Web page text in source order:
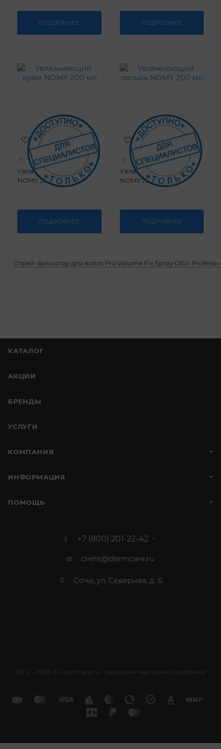
ПОДРОБНЕЕ ПОДРОБНЕЕ
Увлажняющий крем
NOMY 200 мл
ПОДРОБНЕЕ
Увлажняющий лосьон
NOMY 200 мл
ПОДРОБНЕЕ
Спрей-фиксатор для волос Pro Volume Fix Spray Ollin
КАТАЛОГ
АКЦИИ
БРЕНДЫ
УСЛУГИ
КОМПАНИЯ
ИНФОРМАЦИЯ
ПОМОЩЬ
+7 (800) 201-22-42
client@dermcare.ru
Сочи, ул. Северная, д. 6
2012 - 2026 © Dermcare.ru - интернет-магазин косметики